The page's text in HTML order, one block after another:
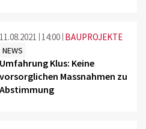
11.08.2021 14:00 BAUPROJEKTE
NEWS
Umfahrung Klus: Keine
vorsorglichen Massnahmen zu
Abstimmung